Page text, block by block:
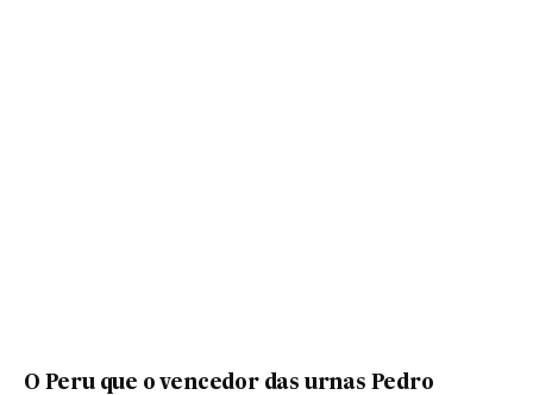
O Peru que o vencedor das urnas Pedro